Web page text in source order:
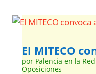
El MITECO
por Palencia en la Red
Oposiciones